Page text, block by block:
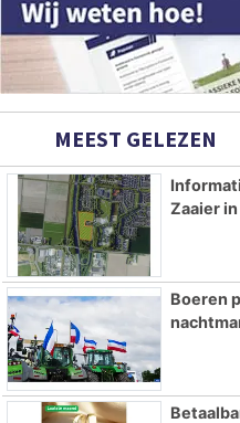
MEEST GELEZEN
Zaaier
Boeren